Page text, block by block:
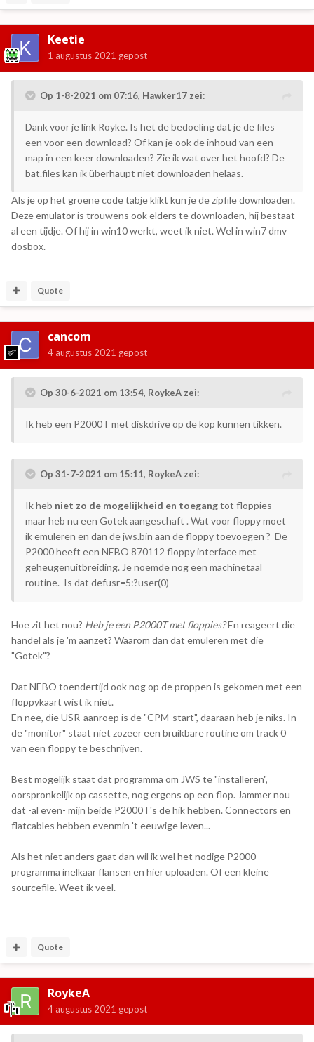
Keetie
1 augustus 2021 gepost
Op 1-8-2021 om 07:16, Hawker17 zei:
Dank voor je link Royke. Is het de bedoeling dat je de files
een voor een download? Of kan je ook de inhoud van een
map in een keer downloaden? Zie ik wat over het hoofd? De
bat.files kan ik überhaupt niet downloaden helaas.
Als je op het groene code tabje klikt kun je de zipfile downloaden.
Deze emulator is trouwens ook elders te downloaden, hij bestaat
al een tijdje. Of hij in win10 werkt, weet ik niet. Wel in win7 dmv
dosbox.
Quote
cancom
4 augustus 2021 gepost
Op 30-6-2021 om 13:54, RoykeA zei:
Ik heb een P2000T met diskdrive op de kop kunnen tikken.
Op 31-7-2021 om 15:11, RoykeA zei:
Ik heb niet zo de mogelijkheid en toegangtot floppies
maar heb nu een Gotek aangeschaft . Wat voor floppy moet
ik emuleren en dan de jws.bin aan de floppy toevoegen ? De
P2000 heeft een NEBO 870112 floppy interface met
geheugenuitbreiding. Je noemde nog een machinetaal
routine. Is dat defusr=5:?user(0)
Hoe zit het nou? Heb je een P2000T met floppies?En reageert die
handel als je 'm aanzet? Waarom dan dat emuleren met die
"Gotek"?
Dat NEBO toendertijd ook nog op de proppen is gekomen met een
floppykaart wist ik niet.
En nee, die USR-aanroep is de "CPM-start", daaraan heb je niks. In
de "monitor" staat niet zozeer een bruikbare routine om track 0
van een floppy te beschrijven.
Best mogelijk staat dat programma om JWS te "installeren",
oorspronkelijk op cassette, nog ergens op een flop. Jammer nou
dat -al even- mijn beide P2000T's de hik hebben. Connectors en
flatcables hebben evenmin 't eeuwige leven...
Als het niet anders gaat dan wil ik wel het nodige P2000-
programma inelkaar flansen en hier uploaden. Of een kleine
sourcefile. Weet ik veel.
Quote
RoykeA
4 augustus 2021 gepost